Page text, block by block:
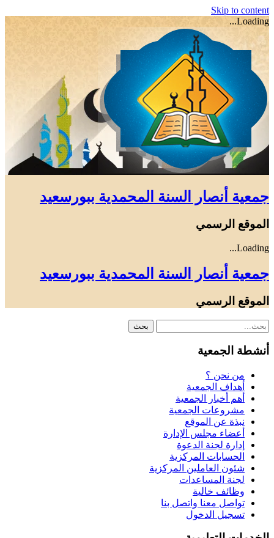
Skip to content
Loading...
جمعية أنصار السنة المحمدية ببورسعيد
الموقع الرسمي
Loading...
جمعية أنصار السنة المحمدية ببورسعيد
الموقع الرسمي
أنشطة الجمعية
من نحن ؟
أهداف الجمعية
أهم أخبار الجمعية
مشروعات الجمعية
نبذة عن الموقع
أعضاء مجلس الإدارة
إدارة لجنة الدعوة
الحسابات المركزية
شئون العاملين المركزية
لجنة المساعدات
وظائف خالية
تواصل معنا واتصل بنا
تسجيل الدخول